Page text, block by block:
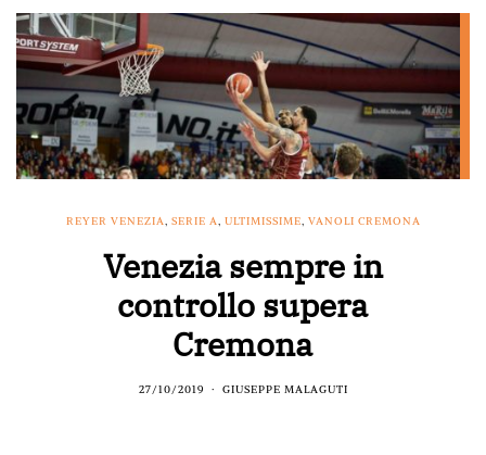
REYER VENEZIA, SERIE A, ULTIMISSIME, VANOLI CREMONA
Venezia sempre in
controllo supera
Cremona
27/10/2019 GIUSEPPE MALAGUTI